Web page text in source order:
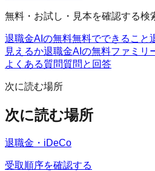
無料・お試し・見本を確認する検
退職金AIの無料無料でできること
見えるか退職金AIの無料ファミリ
よくある質問質問と回答
次に読む場所
次に読む場所
退職金・iDeCo
受取順序を確認する